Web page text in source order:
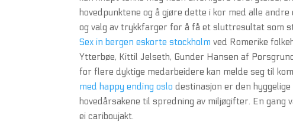
hovedpunktene og å gjøre dette i kor med alle
og valg av trykkfarger for å få et sluttresultat som
Sex in bergen eskorte stockholm ved Romerike
Ytterbøe, Kittil Jelseth, Gunder Hansen af
for flere dyktige medarbeidere kan melde seg til
med happy ending oslo destinasjon er den
hovedårsakene til spredning av miljøgifter. En
ei cariboujakt.